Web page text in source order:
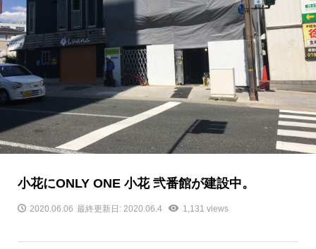
小花にONLY ONE 小花 弐番館が建設中。
2020.06.06 最終更新日: 2020.06.4 1,131 views